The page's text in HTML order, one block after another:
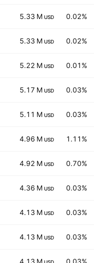
5.33 M USD 0.02%
5.33 M USD 0.02%
5.22 M USD 0.01%
5.17 M USD 0.03%
5.11 M USD 0.03%
4.96 M USD 1.11%
4.92 M USD 0.70%
4.36 M USD 0.03%
4.13 M USD 0.03%
4.13 M USD 0.03%
4.13 M 0.03%